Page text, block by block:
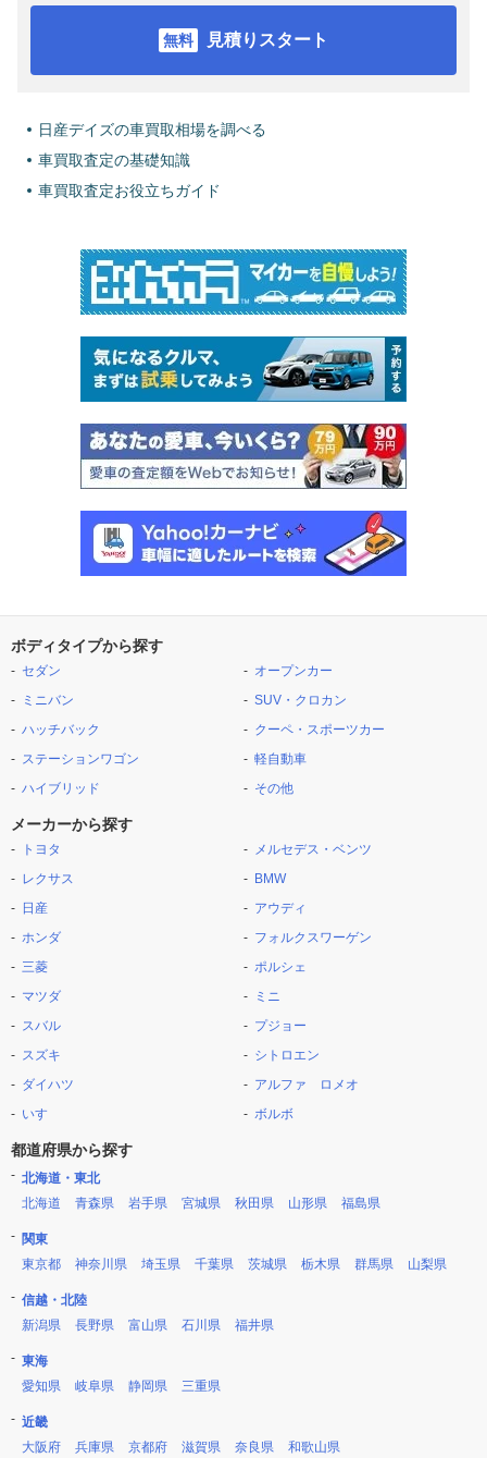
見積りスタート
日産デイズの車買取相場を調べる
車買取査定の基礎知識
車買取査定お役立ちガイド
ボディタイプから探す
セダン
ミニバン
ハッチバック
ステーションワゴン
ハイブリッド
オープンカー
SUV・クロカン
クーペ・スポーツカー
軽自動車
その他
メーカーから探す
トヨタ
レクサス
日産
ホンダ
三菱
マツダ
スバル
スズキ
ダイハツ
いすゞ
メルセデス・ベンツ
BMW
アウディ
フォルクスワーゲン
ポルシェ
ミニ
プジョー
シトロエン
アルファ ロメオ
ボルボ
都道府県から探す
北海道・東北
北海道
青森県 岩手県 宮城県 秋田県 山形県 福島県
関東
東京都
神奈川県 埼玉県 千葉県 茨城県 栃木県 群馬県 山梨県
信越・北陸
新潟県
長野県 富山県 石川県 福井県
東海
愛知県
岐阜県 静岡県 三重県
近畿
大阪府
兵庫県 京都府 滋賀県 奈良県 和歌山県